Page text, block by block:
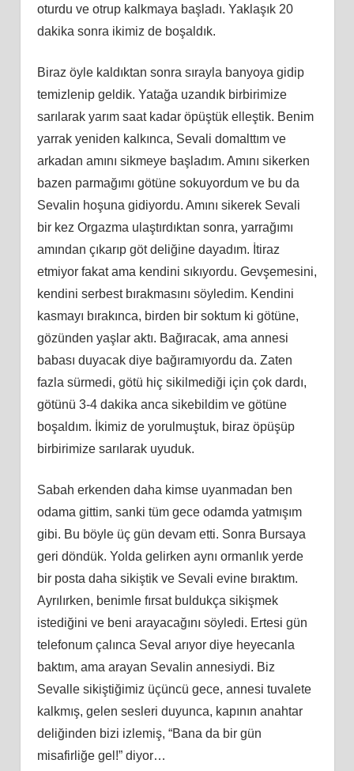
oturdu ve otrup kalkmaya başladı. Yaklaşık 20
dakika sonra ikimiz de boşaldık.
Biraz öyle kaldıktan sonra sırayla banyoya gidip
temizlenip geldik. Yatağa uzandık birbirimize
sarılarak yarım saat kadar öpüştük elleştik. Benim
yarrak yeniden kalkınca, Sevali domalttım ve
arkadan amını sikmeye başladım. Amını sikerken
bazen parmağımı götüne sokuyordum ve bu da
Sevalin hoşuna gidiyordu. Amını sikerek Sevali
bir kez Orgazma ulaştırdıktan sonra, yarrağımı
amından çıkarıp göt deliğine dayadım. İtiraz
etmiyor fakat ama kendini sıkıyordu. Gevşemesini,
kendini serbest bırakmasını söyledim. Kendini
kasmayı bırakınca, birden bir soktum ki götüne,
gözünden yaşlar aktı. Bağıracak, ama annesi
babası duyacak diye bağıramıyordu da. Zaten
fazla sürmedi, götü hiç sikilmediği için çok dardı,
götünü 3-4 dakika anca sikebildim ve götüne
boşaldım. İkimiz de yorulmuştuk, biraz öpüşüp
birbirimize sarılarak uyuduk.
Sabah erkenden daha kimse uyanmadan ben
odama gittim, sanki tüm gece odamda yatmışım
gibi. Bu böyle üç gün devam etti. Sonra Bursaya
geri döndük. Yolda gelirken aynı ormanlık yerde
bir posta daha sikiştik ve Sevali evine bıraktım.
Ayrılırken, benimle fırsat buldukça sikişmek
istediğini ve beni arayacağını söyledi. Ertesi gün
telefonum çalınca Seval arıyor diye heyecanla
baktım, ama arayan Sevalin annesiydi. Biz
Sevalle sikiştiğimiz üçüncü gece, annesi tuvalete
kalkmış, gelen sesleri duyunca, kapının anahtar
deliğinden bizi izlemiş, “Bana da bir gün
misafirliğe gel!” diyor…